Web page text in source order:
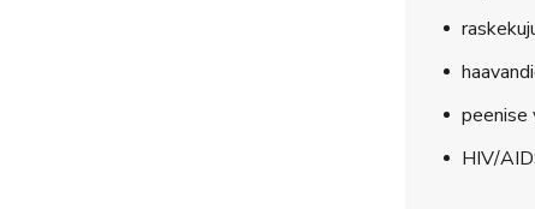
peenise
HIV/